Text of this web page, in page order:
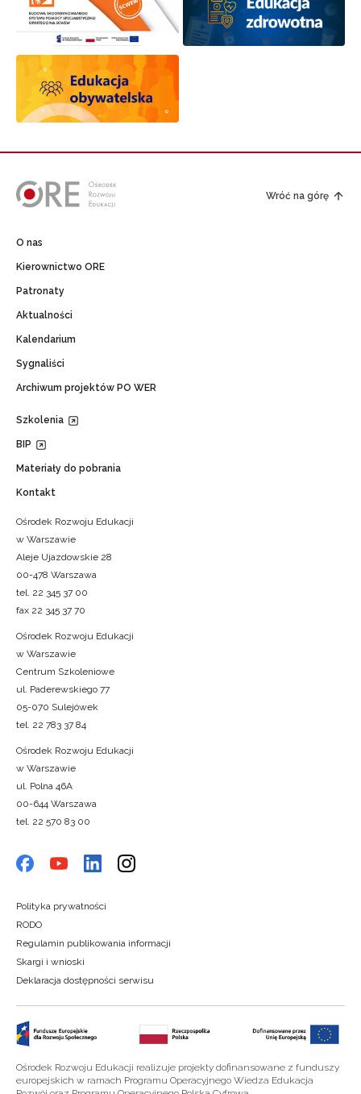
Wróć na górę
O nas
Kierownictwo ORE
Patronaty
Aktualności
Kalendarium
Sygnaliści
Archiwum projektów PO WER
Szkolenia
BIP
Materiały do pobrania
Kontakt
Ośrodek Rozwoju Edukacji
w Warszawie
Aleje Ujazdowskie 28
00-478 Warszawa
tel. 22 345 37 00
fax 22 345 37 70
Ośrodek Rozwoju Edukacji
w Warszawie
Centrum Szkoleniowe
ul. Paderewskiego 77
05-070 Sulejówek
tel. 22 783 37 84
Ośrodek Rozwoju Edukacji
w Warszawie
ul. Polna 46A
00-644 Warszawa
tel. 22 570 83 00
Polityka prywatności
RODO
Regulamin publikowania informacji
Skargi i wnioski
Deklaracja dostępności serwisu
Ośrodek Rozwoju Edukacji realizuje projekty dofinansowane z funduszy
europejskich w ramach Programu Operacyjnego Wiedza Edukacja